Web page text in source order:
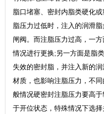
脂口堵塞、密封内脂类硬化
脂压力过低时，注入的润滑
闸阀。而注脂压力过高，一
情况进行更换;另一方面是脂
失效的密封脂，并注入新的
材质，也影响注脂压力，不
般情况硬密封注脂压力要高
于开位状态，特殊情况下选